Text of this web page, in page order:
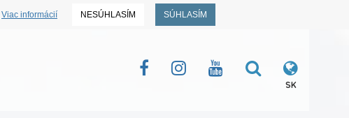
Viac informácií NESÚHLASÍM SÚHLASÍM
SK